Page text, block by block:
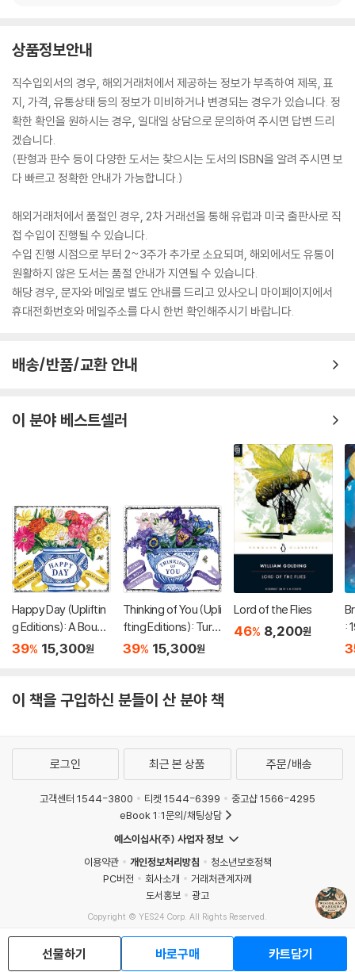
상품정보안내
직수입외서의 경우, 해외거래처에서 제공하는 정보가 부족하여 제목, 표
지, 가격, 유통상태 등의 정보가 미비하거나 변경되는 경우가 있습니다. 정
확한 확인을 원하시는 경우, 일대일 상담으로 문의하여 주시면 답변 드리
겠습니다.
(판형과 판수 등이 다양한 도서는 찾으시는 도서의 ISBN을 알려 주시면 보
다 빠르고 정확한 안내가 가능합니다.)
해외거래처에서 품절인 경우, 2차 거래선을 통해 유럽과 미국 출판사로 직
접 수입이 진행될 수 있습니다.
수입 진행 시점으로 부터 2~3주가 추가로 소요되며, 해외에서도 유통이
원활하지 않은 도서는 품절 안내가 지연될 수 있습니다.
해당 경우, 문자와 메일로 별도 안내를 드리고 있사오니 마이페이지에서
휴대전화번호와 메일주소를 다시 한번 확인해주시기 바랍니다.
배송/반품/교환 안내
이 분야 베스트셀러
Happy Day (Upliftin
g Editions): A Bouqu
et in a Book (부케북 /
39% 15,300원
Thinking of You (Upli
fting Editions): Turn
This Book Into a Bou
39% 15,300원
Lord of the Flies
46% 8,200원
:
이 책을 구입하신 분들이 산 분야 책
선물하기 바로구매 카트담기
로그인 최근 본 상품 주문/배송
고객센터 1544-3800 티켓 1544-6399
중고샵 1566-4295
eBook 1:1문의/채팅상담
예스이십사(주) 사업자 정보
이용약관
개인정보처리방침
청소년보호정책
PC버전
회사소개
거래처관계자께
도서홍보
광고
Copyright © YES24 Corp. All Rights Reserved.